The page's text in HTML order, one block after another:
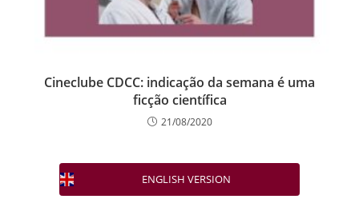
Cineclube CDCC: indicação da semana é uma
ficção científica
21/08/2020
ENGLISH VERSION